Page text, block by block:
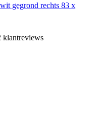
gegrond rechts 83 x
klantreviews